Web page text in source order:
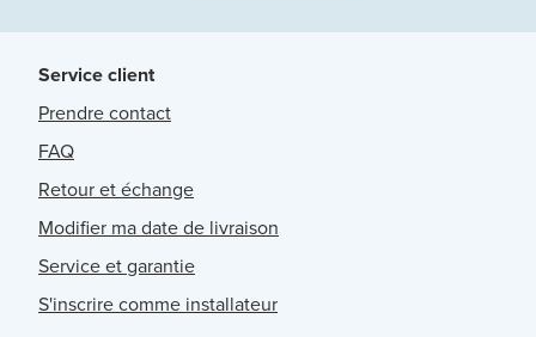
Service client
Prendre contact
FAQ
Retour et échange
Modifier ma date de livraison
Service et garantie
S'inscrire comme installateur